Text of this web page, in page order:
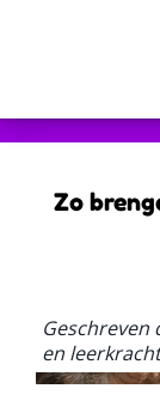
Zo
Geschreven
en